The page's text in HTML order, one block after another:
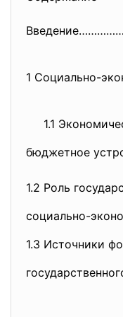
1 Социально-
1.1
бюджетное
1.2 Роль
социально-
1.3 Источники